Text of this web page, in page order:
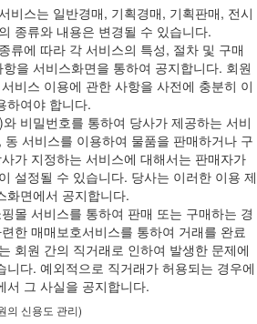
비스는 일반경매, 기획경매, 기획판매, 전시
종류와 내용은 변경될 수 있습니다.
류에 따라 각 서비스의 특성, 절차 및 구매
을 서비스화면을 통하여 공지합니다. 회원
비스 이용에 관한 사항을 사전에 충분히 이
하여야 합니다.
비밀번호를 통하여 당사가 제공하는 서비
서비스를 이용하여 물품을 판매하거나 구
가 지정하는 서비스에 대해서는 판매자가
설정될 수 있습니다. 당사는 이러한 이용 제
화면에서 공지합니다.
몰 서비스를 통하여 판매 또는 구매하는 경
한 매매보호서비스를 통하여 거래를 완료
회원 간의 직거래로 인하여 발생한 문제에
니다. 예외적으로 직거래가 허용되는 경우에
서 그 사실을 공지합니다.
의 신용도 관리)